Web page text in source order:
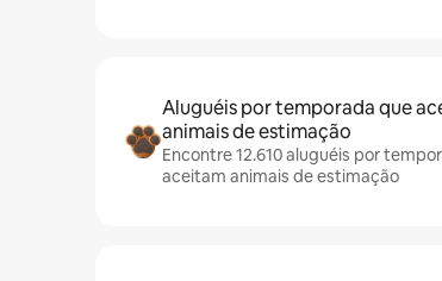
Aluguéis por temporada que
animais de estimação
Encontre 12.610 aluguéis por
aceitam animais de estimação